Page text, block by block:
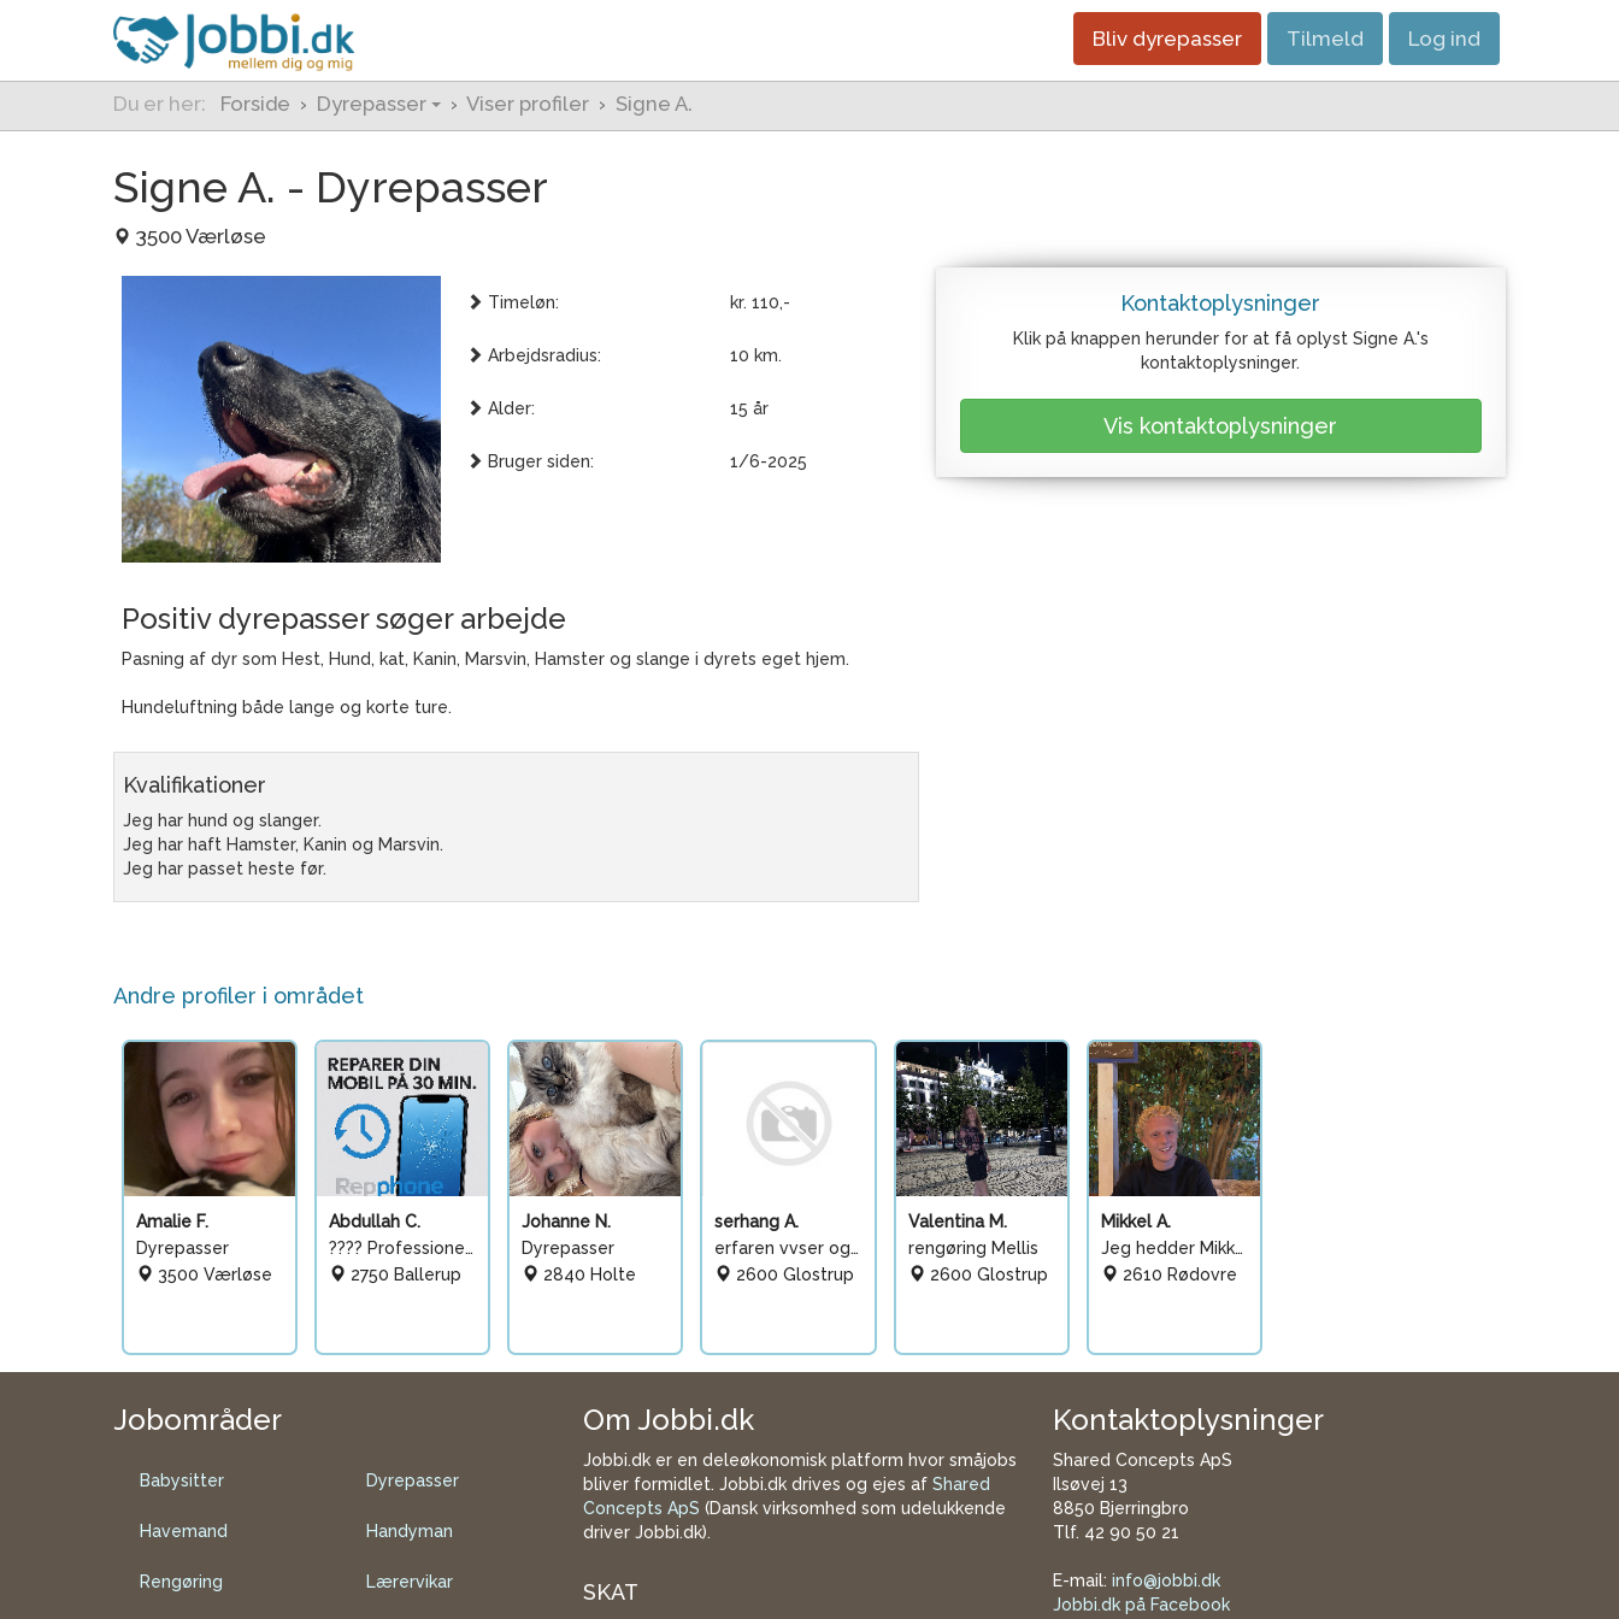
Bliv dyrepasser Tilmeld Log ind
Du er her: Forside › Dyrepasser › Viser profiler › Signe A.
Signe A. - Dyrepasser
3500 Værløse
Timeløn: kr. 110,-
Arbejdsradius: 10 km.
Alder: 15 år
Bruger siden: 1/6-2025
Positiv dyrepasser søger arbejde
Pasning af dyr som Hest, Hund, kat, Kanin, Marsvin, Hamster og slange i dyrets eget hjem.
Hundeluftning både lange og korte ture.
Kvalifikationer
Jeg har hund og slanger.
Jeg har haft Hamster, Kanin og Marsvin.
Jeg har passet heste før.
Kontaktoplysninger
Klik på knappen herunder for at få oplyst Signe A.'s
kontaktoplysninger.
Vis kontaktoplysninger
Andre profiler i området
Amalie F.
Dyrepasser
3500 Værløse
Abdullah C.
???? Professionel mobilr
2750 Ballerup
Johanne N.
Dyrepasser
2840 Holte
serhang A.
erfaren vvser og er hand
2600 Glostrup
Valentina M.
rengøring Mellis
2600 Glostrup
Mikkel A.
Jeg hedder Mikkel, er 20
2610 Rødovre
Jobområder
Babysitter
Havemand
Rengøring
Dyrepasser
Handyman
Lærervikar
Om Jobbi.dk
Jobbi.dk er en deleøkonomisk platform hvor småjobs
bliver formidlet. Jobbi.dk drives og ejes af Shared
Concepts ApS (Dansk virksomhed som udelukkende
driver Jobbi.dk).
SKAT
Kontaktoplysninger
Shared Concepts ApS
Ilsøvej 13
8850 Bjerringbro
Tlf. 42 90 50 21
E-mail: info@jobbi.dk
Jobbi.dk på Facebook